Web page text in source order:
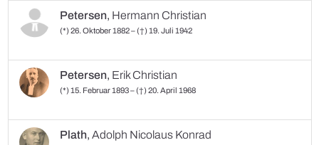
Petersen, Hermann Christian
(*) 26. Oktober 1882 – (†) 19. Juli 1942
Petersen, Erik Christian
(*) 15. Februar 1893 – (†) 20. April 1968
Plath, Adolph Nicolaus Konrad